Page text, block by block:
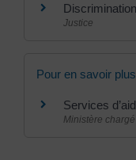
Justice
Pour en savoir plus
Services
Ministère